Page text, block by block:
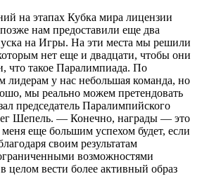
на этапах Кубка мира лицензии
нам предоставили еще два
на Игры. На эти места мы решили
нет еще и двадцати, чтобы они
что такое Паралимпиада. По
у нас небольшая команда, но
мы реально можем претендовать
председатель Паралимпийского
Шепель. — Конечно, награды — это
еще большим успехом будет, если
своим результатам
возможностями
целом вести более активный образ